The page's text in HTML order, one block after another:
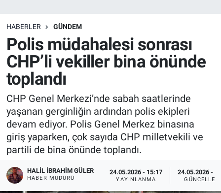
HABERLER GÜNDEM
Polis müdahalesi sonrası
CHP’li vekiller bina önünde
toplandı
CHP Genel Merkezi’nde sabah saatlerinde
yaşanan gerginliğin ardından polis ekipleri
devam ediyor. Polis Genel Merkez binasına
giriş yaparken, çok sayıda CHP milletvekili ve
partili de bina önünde toplandı.
HALIL İBRAHIM GÜLER
HABER MÜDÜRÜ
24.05.2026 - 15:17
YAYINLANMA
24.05.2026 -